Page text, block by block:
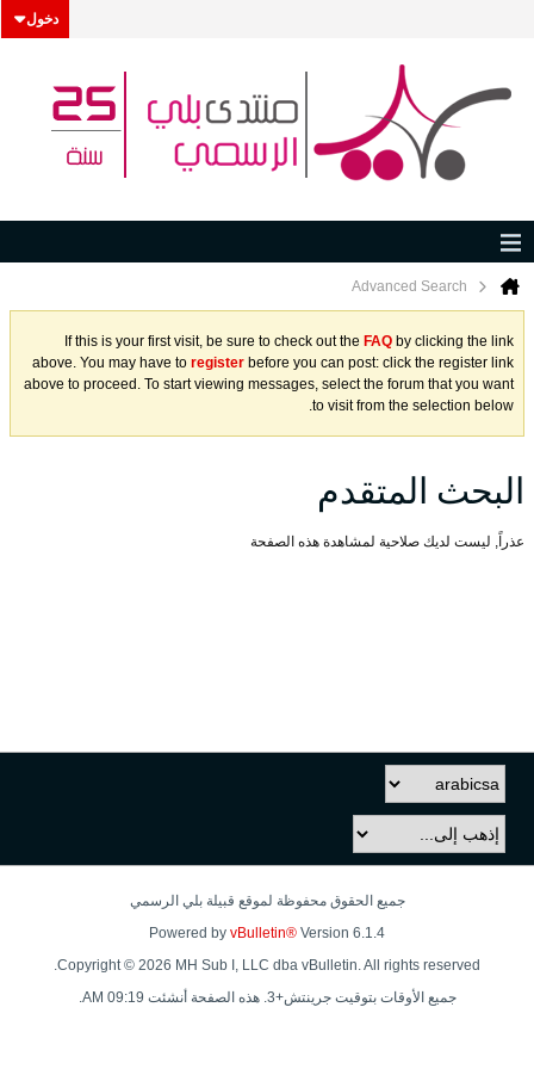
دخول
Advanced Search
If this is your first visit, be sure to check out the FAQ by clicking the link
above. You may have to register before you can post: click the register link
above to proceed. To start viewing messages, select the forum that you want
to visit from the selection below.
البحث المتقدم
عذراً, ليست لديك صلاحية لمشاهدة هذه الصفحة
جميع الحقوق محفوظة لموقع قبيلة بلي الرسمي
Powered by vBulletin® Version 6.1.4
Copyright © 2026 MH Sub I, LLC dba vBulletin. All rights reserved.
جميع الأوقات بتوقيت جرينتش+3. هذه الصفحة أنشئت 09:19 AM.